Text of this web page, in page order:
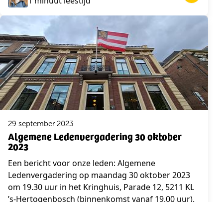
29 september 2023
Algemene Ledenvergadering 30 oktober
2023
Een bericht voor onze leden: Algemene
Ledenvergadering op maandag 30 oktober 2023
om 19.30 uur in het Kringhuis, Parade 12, 5211 KL
’s-Hertogenbosch (binnenkomst vanaf 19.00 uur).